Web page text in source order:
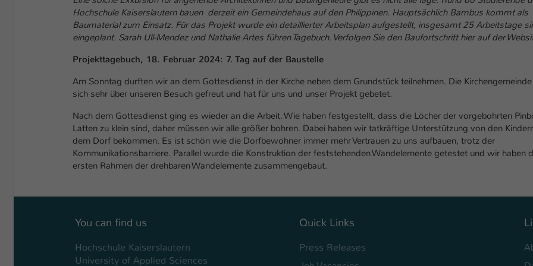
Hochschule Kaiserslautern bauen derzeit ein Gemeindehaus auf den Philippinen. Hauptsächlich Bambus kommt als
Baumaterial zum Einsatz. Für das Projekt wurde ein detaillierter Arbeitsplan aufgestellt, insgesamt 25 Arbeitstage
eingeplant. Sarah Ull-Mendez und Nathalie Artes führen Tagebuch. Verfolgen Sie den Baufortschritt hier auf der
Projekttagebuch, 18. Februar 2024: 7. Tag auf der Baustelle
Am Sonntag durften wir an dem Gottesdienst in der Kirche neben dem Grundstück teilnehmen. Die
sich sehr über unseren Besuch gefreut und hat für uns und unser Projekt gebetet.
Nach dem Gottesdienst ging es wieder an die Arbeit. Wie haben festgestellt, dass die Löcher der vorgebohrten
Latten zu klein sind, daher müssen wir alle größer bohren. Dabei haben wir tatkräftige Unterstützung von den
dem Dorf bekommen. Es ist schön wie die Dorfbewohner immer mehr Vertrauen zu uns aufbauen, trotz der
Kommunikationsbarriere. Parallel wurde die Konstruktion der feststehenden Wandelemente getestet und wir haben
ersten Rahmen der drehbaren Wandelemente zusammengebaut.
You can find us
Hochschule Kaiserslautern
University of Applied Sciences
Quick Links
Press Releases
Ihrer vorgenommen Einstellungen, falls der
Webseiten-Betreiber dies eingestellt hat.
Name
Anbieter TYPO3
Zweck
Dieses Cookie ist ein Standard-Session-Cookie
von TYPO3. Es speichert im Fall eines Intranet-
Logins die Session-ID. So kann der eingeloggte
be_typo_user
Anbieter TYPO3